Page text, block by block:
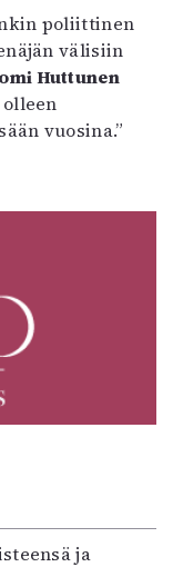
poliittinen
välisiin
Huttunen
vuosina.”
ja